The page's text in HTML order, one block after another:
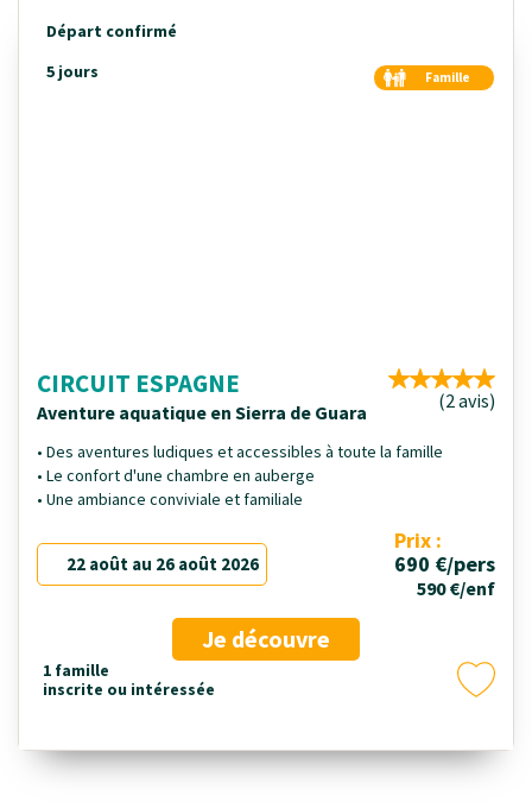
Départ confirmé
5 jours
Famille
CIRCUIT ESPAGNE
Aventure aquatique en Sierra de Guara (2 avis)
• Des aventures ludiques et accessibles à toute la famille
• Le confort d'une chambre en auberge
• Une ambiance conviviale et familiale
22 août au 26 août 2026
Prix :
690 €/pers
590 €/enf
Je découvre
1 famille
inscrite ou intéressée